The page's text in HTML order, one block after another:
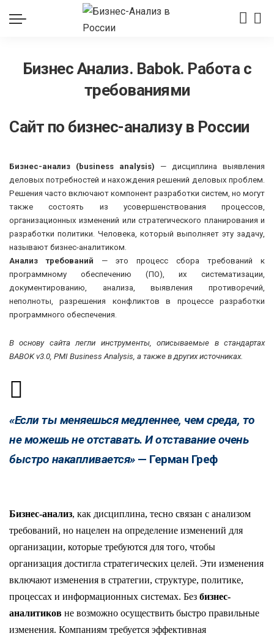
Бизнес Анализ. Babok. Работа с
требованиями
Сайт по бизнес-анализу в России
Бизнес-анализ (business analysis) — дисциплина выявления
деловых потребностей и нахождения решений деловых проблем.
Решения часто включают компонент разработки систем, но могут
также состоять из усовершенствования процессов,
организационных изменений или стратегического планирования и
разработки политики. Человека, который выполняет эту задачу,
называют бизнес-аналитиком.
Анализ требований — это процесс сбора требований к
программному обеспечению (ПО), их систематизации,
документированию, анализа, выявления противоречий,
неполноты, разрешения конфликтов в процессе разработки
программного обеспечения.
В основу сайта легли инструменты, описываемые в стандартах
BABOK v3.0, PMI Business Analysis, а также в других источниках.
«Если ты меняешься медленнее, чем среда, то
не можешь не отставать. И отставание очень
быстро накапливается» — Герман Греф
Бизнес-анализ, как дисциплина, тесно связан с анализом
требований, но нацелен на определение изменений для
организации, которые требуются для того, чтобы
организация достигла стратегических целей. Эти изменения
включают изменения в стратегии, структуре, политике,
процессах и информационных системах. Без бизнес-
аналитиков не возможно осуществить быстро правильные
изменения. Компаниям требуется эффективная